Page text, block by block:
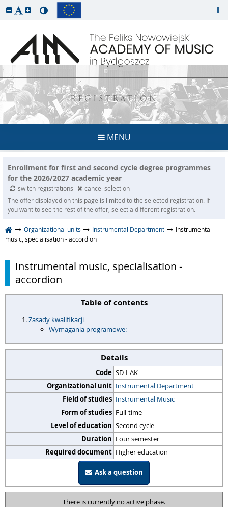
REGISTRATION
MENU
Enrollment for first and second cycle degree programmes
for the 2026/2027 academic year
switch registrations
cancel selection
The offer displayed on this page is limited to the selected registration. If
you want to see the rest of the offer, select a different registration.
Organizational units Instrumental Department
Instrumental
music, specialisation - accordion
Instrumental music, specialisation -
accordion
Table of contents
Zasady kwalifikacji
Wymagania programowe:
Details
Code SD-I-AK
Organizational unit Instrumental Department
Field of studies Instrumental Music
Form of studies Full-time
Level of education Second cycle
Duration Four semester
Required document Higher education
Ask a question
There is currently no active phase.